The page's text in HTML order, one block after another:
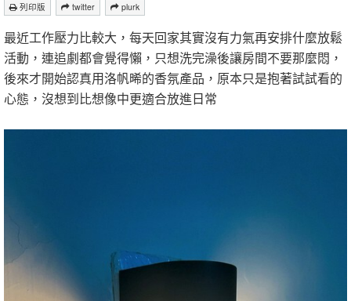
列印版 twitter plurk
最近工作壓力比較大，每天回家其實沒有力氣再安排什麼放鬆
活動，連追劇都會覺得懶，只想洗完澡後讓房間不要那麼悶，
後來才開始認真用洛帆晞的香氛產品，原本只是抱著試試看的
心態，沒想到比想像中更適合放進日常